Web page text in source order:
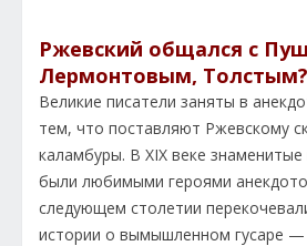
Ржевский общался с
Лермонтовым, Толстым?
Великие писатели заняты в
тем, что поставляют Ржевскому
каламбуры. В XIX веке
были любимыми героями
следующем столетии
истории о вымышленном гусаре